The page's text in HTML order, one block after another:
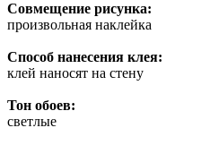
Совмещение рисунка:
произвольная наклейка
Способ нанесения клея:
клей наносят на стену
Тон обоев:
светлые